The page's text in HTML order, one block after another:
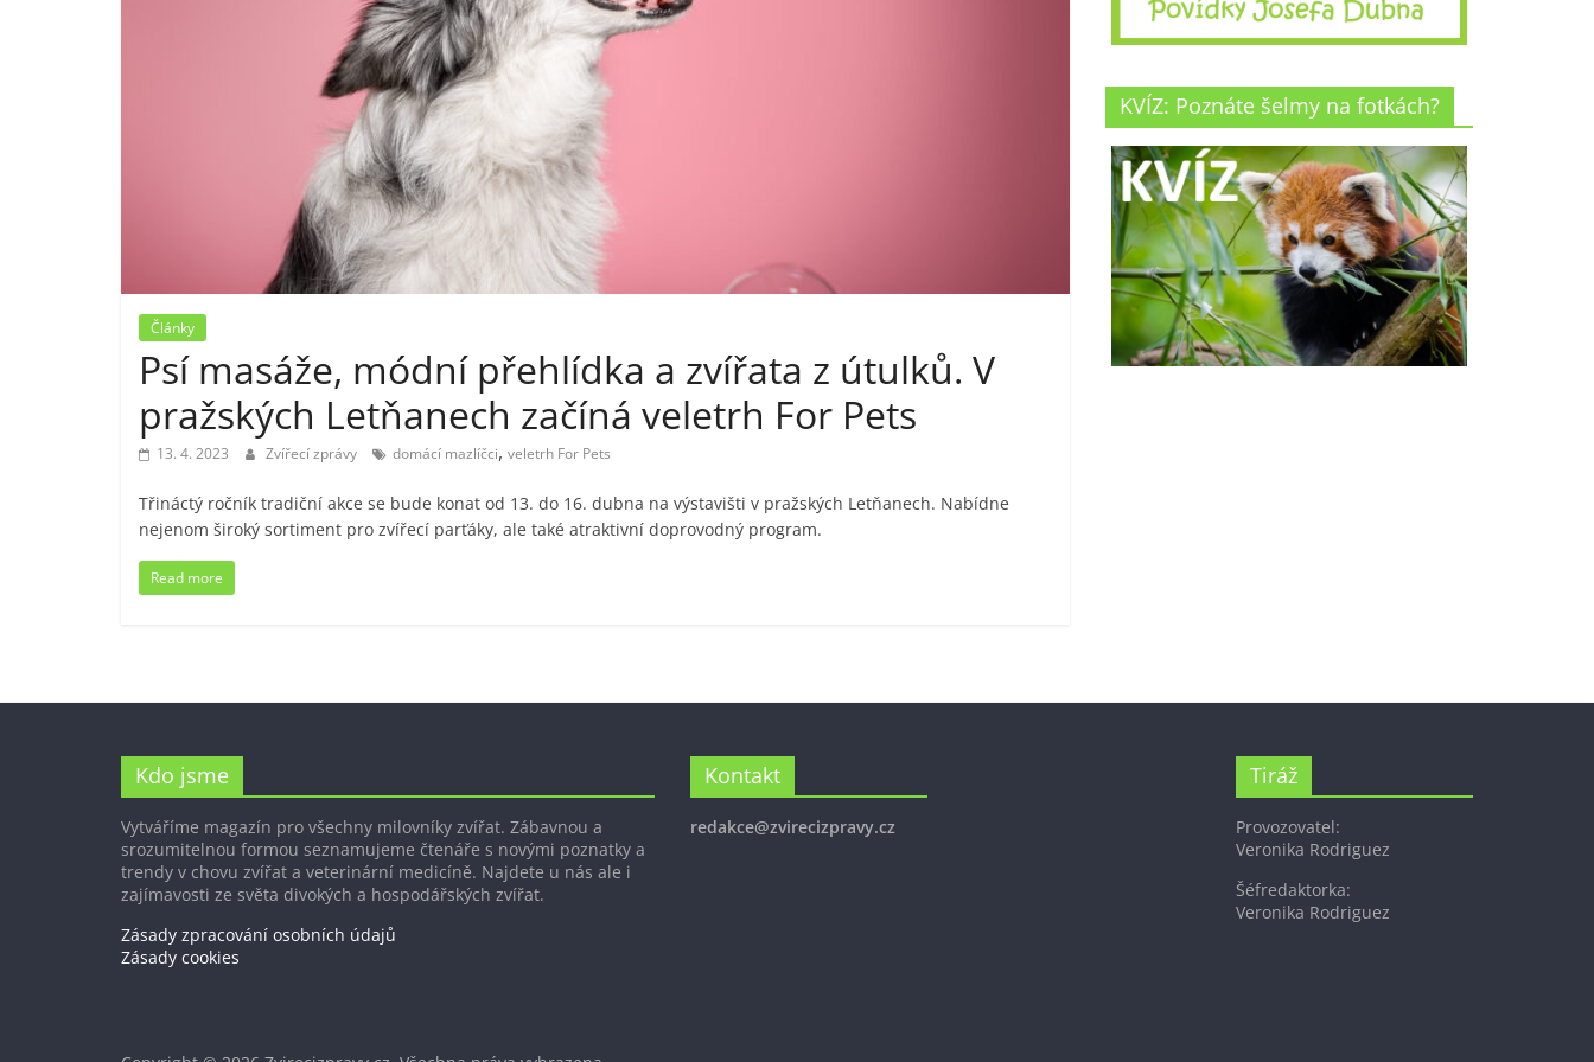
Články
Psí masáže, módní přehlídka a zvířata z útulků. V
pražských Letňanech začíná veletrh For Pets
13. 4. 2023 Zvířecí zprávy domácí mazlíčci, veletrh For Pets
Třináctý ročník tradiční akce se bude konat od 13. do 16. dubna na výstavišti v pražských Letňanech. Nabídne
nejenom široký sortiment pro zvířecí parťáky, ale také atraktivní doprovodný program.
Read more
KVÍZ: Poznáte šelmy na fotkách?
Kdo jsme
Vytváříme magazín pro všechny milovníky zvířat. Zábavnou a
srozumitelnou formou seznamujeme čtenáře s novými poznatky a
trendy v chovu zvířat a veterinární medicíně. Najdete u nás ale i
zajímavosti ze světa divokých a hospodářských zvířat.
Zásady zpracování osobních údajů
Zásady cookies
Kontakt
redakce@zvirecizpravy.cz
Tiráž
Provozovatel:
Veronika Rodriguez
Šéfredaktorka:
Veronika Rodriguez